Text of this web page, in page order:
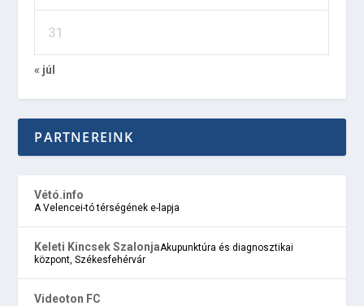
31
« júl
PARTNEREINK
Vétó.info
A Velencei-tó térségének e-lapja
Keleti Kincsek SzalonjaAkupunktúra és diagnosztikai
központ, Székesfehérvár
Videoton FC